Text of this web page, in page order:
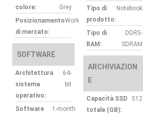
colore:
Grey
Posizionamento
di mercato:
Work
SOFTWARE
Architettura
sistema
operativo:
64-
bit
Software
1-month
Tipo di
prodotto:
Notebook
Tipo di
RAM:
DDR5-
SDRAM
ARCHIVIAZION
E
Capacità SSD
totale (GB):
512